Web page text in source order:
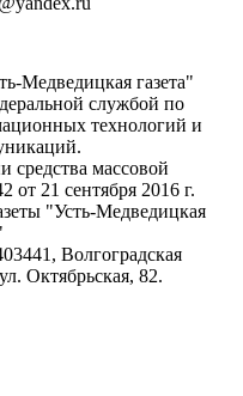
Медведицкая газета"
службой по
технологий и
средства массовой
21 сентября 2016 г.
"Усть-Медведицкая
Волгоградская
Октябрьская, 82.